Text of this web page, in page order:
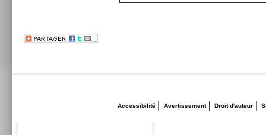
Accessibilité Avertissement Droit d'auteur